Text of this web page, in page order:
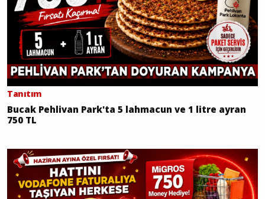
Tanıtım
Bucak Pehlivan Park'ta 5 lahmacun ve 1 litre ayran
750 TL